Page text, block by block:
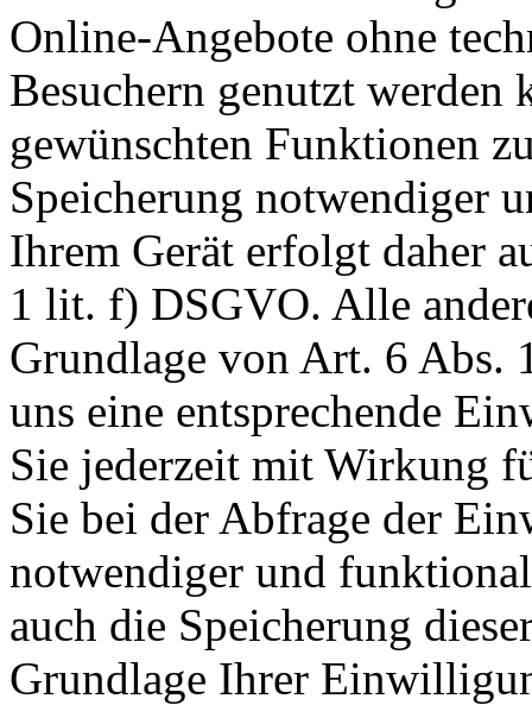
Online-Angebote ohne
Besuchern genutzt werden
gewünschten Funktionen
Speicherung notwendiger
Ihrem Gerät erfolgt daher
1 lit. f) DSGVO. Alle
Grundlage von Art. 6 Abs.
uns eine entsprechende
Sie jederzeit mit Wirkung
Sie bei der Abfrage der
notwendiger und
auch die Speicherung
Grundlage Ihrer